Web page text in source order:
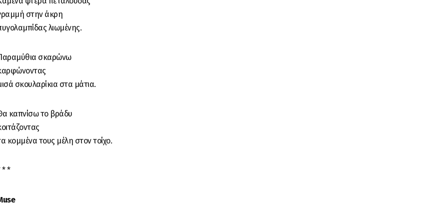
στην άκρη
λιωμένης.
σκαρώνω
σκουλαρίκια στα μάτια.
καπνίσω το βράδυ
κομμένα τους μέλη στον τοίχο.
* *